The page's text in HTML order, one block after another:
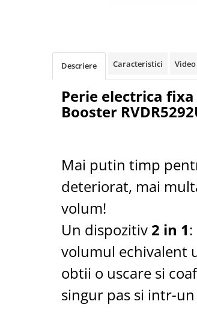
Suporturi ortopedice si orteze
Ingrijire personala & cosmetice
Ingrijire personala
Tratamente ingrjire corp
Igiena dentara
Periute de dinti electrice
Irigatoare bucale
Accesorii si rezerve
Ondulatoare si placi de par
Descriere Caracteristici Video
Perie electrica
Booster
Mai putin timp
deteriorat, mai
volum!
Un dispozitiv 2 in 1
volumul echivalent
obtii o uscare si
singur pas si intr-